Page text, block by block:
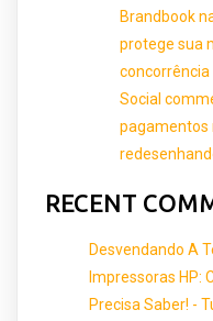
Brandbook
protege sua
concorrência
Social
pagamentos
RECENT
Desvendando A
Impressoras HP:
Precisa Saber! -